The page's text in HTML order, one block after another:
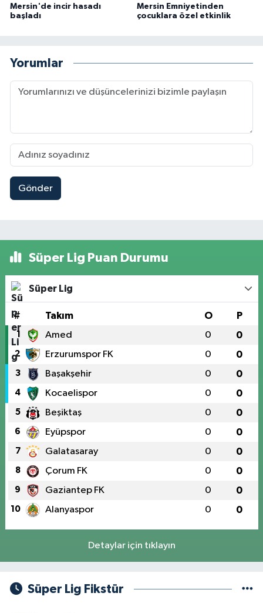
Mersin'de incir hasadı
başladı
Mersin Emniyetinden
çocuklara özel etkinlik
Yorumlar
Gönder
Süper Lig Puan Durumu
Süper Lig
# Takım O P
1 Amed 0 0
2 Erzurumspor FK 0 0
3 Başakşehir 0 0
4 Kocaelispor 0 0
5 Beşiktaş 0 0
6 Eyüpspor 0 0
7 Galatasaray 0 0
8 Çorum FK 0 0
9 Gaziantep FK 0 0
10 Alanyaspor 0 0
Detaylar için tıklayın
Süper Lig Fikstür